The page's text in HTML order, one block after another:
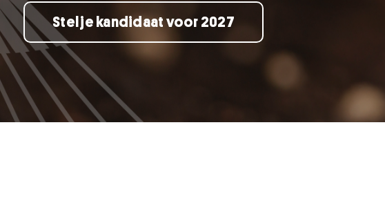
Stel je kandidaat voor 2027